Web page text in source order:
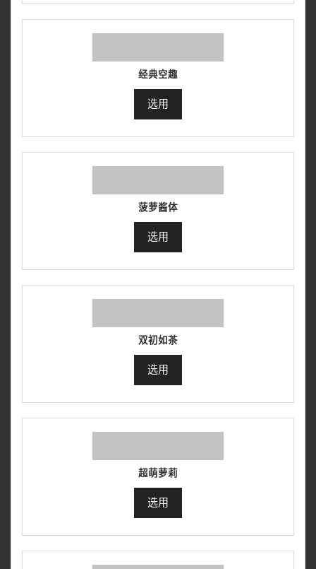
经典空趣
选用
菠萝酱体
选用
双初如茶
选用
超萌萝莉
选用